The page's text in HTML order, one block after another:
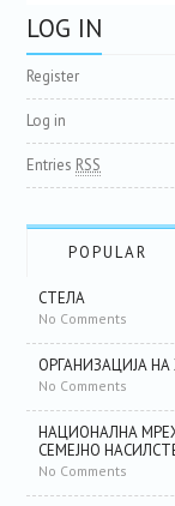
LOG IN
Register
Log in
Entries RSS
POPULAR
СТЕЛА
No Comments
ОРГАНИЗАЦИЈА
No Comments
НАЦИОНАЛНА
СЕМЕЈНО
No Comments